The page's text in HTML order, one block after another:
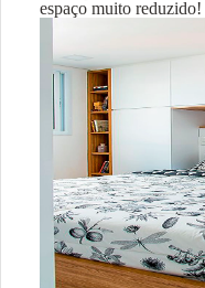
espaço muito reduzido!